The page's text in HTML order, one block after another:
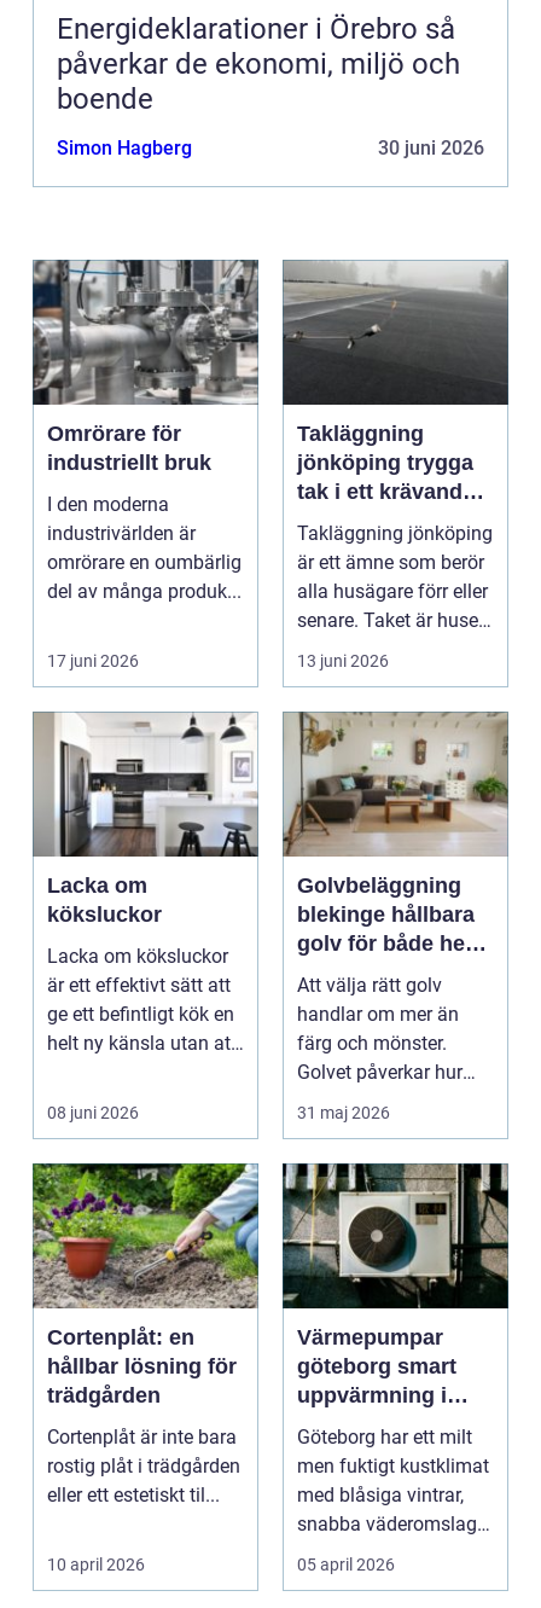
Energideklarationer i Örebro så
påverkar de ekonomi, miljö och
boende
Simon Hagberg 30 juni 2026
Omrörare för
industriellt bruk
I den moderna
industrivärlden är
omrörare en oumbärlig
del av många produk...
17 juni 2026
Takläggning
jönköping trygga
tak i ett krävande
småländskt klimat
Takläggning jönköping
är ett ämne som berör
alla husägare förr eller
senare. Taket är husets
viktiga...
13 juni 2026
Lacka om
köksluckor
Lacka om köksluckor
är ett effektivt sätt att
ge ett befintligt kök en
helt ny känsla utan att
08 juni 2026
Golvbeläggning
blekinge hållbara
golv för både hem
och företag
Att välja rätt golv
handlar om mer än
färg och mönster.
Golvet påverkar hur
rummet upplevs, hur
31 maj 2026
Cortenplåt: en
hållbar lösning för
trädgården
Cortenplåt är inte bara
rostig plåt i trädgården
eller ett estetiskt til...
10 april 2026
Värmepumpar
göteborg smart
uppvärmning i
kustklimat
Göteborg har ett milt
men fuktigt kustklimat
med blåsiga vintrar,
snabba väderomslag
och ofta hög lu...
05 april 2026